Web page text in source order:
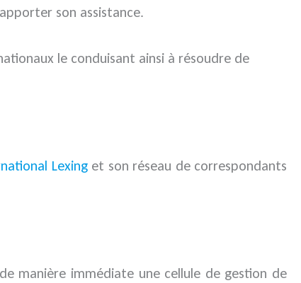
son assistance.
le conduisant ainsi à résoudre de
Lexinget son réseau de correspondants
manière immédiate une cellule de gestion de